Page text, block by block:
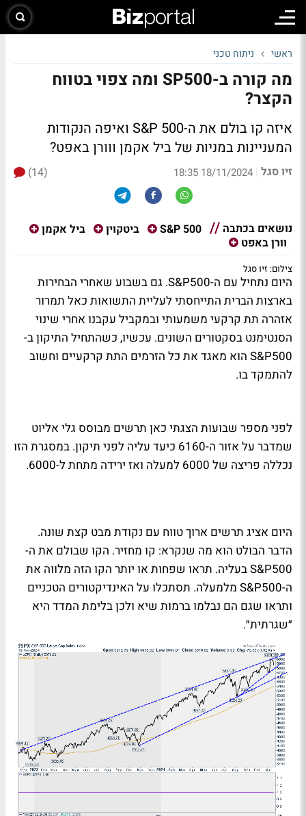
ראשי ניתוח טכני
מה קורה ב-SP500 ומה צפוי בטווח
הקצר?
איזה קו בולם את ה-S&P 500 ואיפה הנקודות
המעניינות במניות של ביל אקמן ווורן באפט?
זיו סגל |
18/11/2024 18:35
(14)
נושאים בכתבה S&P 500 ביטקוין
ביל אקמן
וורן באפט
צילום: זיו סגל
היום נתחיל עם ה-S&P500. גם בשבוע שאחרי הבחירות
בארצות הברית התייחסתי לעליית התשואות כאל תמרור
אזהרה תת קרקעי משמעותי ובמקביל עקבנו אחרי שינוי
הסנטימנט בסקטורים השונים. עכשיו, כשהתחיל התיקון ב-
S&P500 הוא מאגד את כל הזרמים התת קרקעיים וחשוב
להתמקד בו.
לפני מספר שבועות הצגתי כאן תרשים מבוסס גלי אליוט
שמדבר על אזור ה-6160 כיעד עליה לפני תיקון. במסגרת הזו
נכללה פריצה של 6000 למעלה ואז ירידה מתחת ל-6000.
היום אציג תרשים ארוך טווח עם נקודת מבט קצת שונה.
הדבר הבולט הוא מה שנקרא: קו מחזיר. הקו שבולם את ה-
S&P500 בעליה. תראו שפחות או יותר הקו הזה מלווה את
ה-S&P500 מלמעלה. תסתכלו על האינדיקטורים הטכניים
ותראו שגם הם נבלמו ברמות שיא ולכן בלימת המדד היא
״שגרתית״.